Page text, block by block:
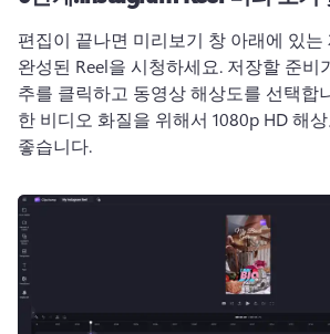
편집이 끝나면 미리보기 창 아래에 있는
완성된 Reel을 시청하세요. 저장할 준비
추를 클릭하고 동영상 해상도를 선택합
한 비디오 화질을 위해서 1080p HD 해
좋습니다.